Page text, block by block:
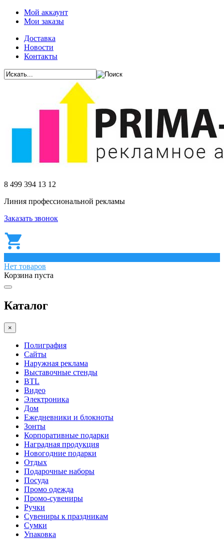
Мой аккаунт
Мои заказы
Доставка
Новости
Контакты
8 499 394 13 12
Линия профессиональной рекламы
Заказать звонок
Нет товаров
Корзина пуста
Каталог
×
Полиграфия
Сайты
Наружная реклама
Выставочные стенды
BTL
Видео
Электроника
Дом
Ежедневники и блокноты
Зонты
Корпоративные подарки
Наградная продукция
Новогодние подарки
Отдых
Подарочные наборы
Посуда
Промо одежда
Промо-сувениры
Ручки
Сувениры к праздникам
Сумки
Упаковка